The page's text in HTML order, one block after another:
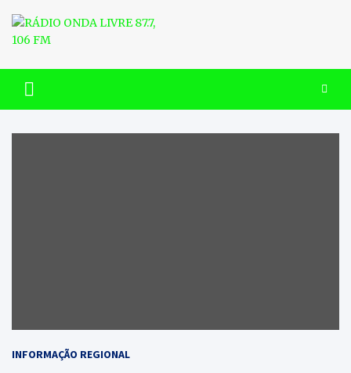
content
RÁDIO ONDA LIVRE 87.7, 106
FM
INFORMAÇÃO REGIONAL